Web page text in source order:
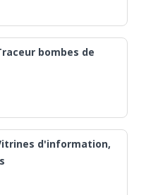
bombes de
d'information,